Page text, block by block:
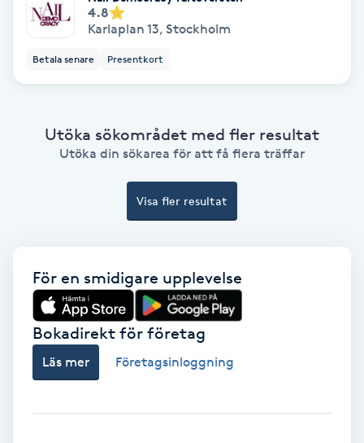
Herrklippning
HIFU
Hot Stone Massage
Huduppstramning
Hudvård
Hyperhidros
4.8
Karlaplan 13, Stockholm
Betala senare Presentkort
Utöka sökområdet med fler resultat
Utöka din sökarea för att få flera träffar
Visa fler resultat
För en smidigare upplevelse
Bokadirekt för företag
Läs mer Företagsinloggning